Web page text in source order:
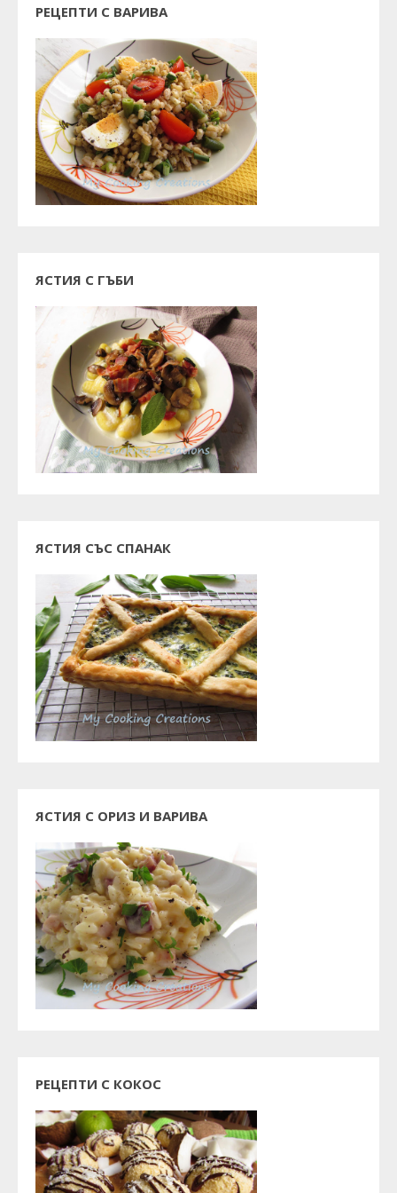
РЕЦЕПТИ С ВАРИВА
ЯСТИЯ С ГЪБИ
ЯСТИЯ СЪС СПАНАК
ЯСТИЯ С ОРИЗ И ВАРИВА
РЕЦЕПТИ С КОКОС